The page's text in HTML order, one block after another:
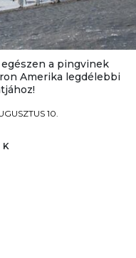
a pingvinek
Amerika legdélebbi
10.